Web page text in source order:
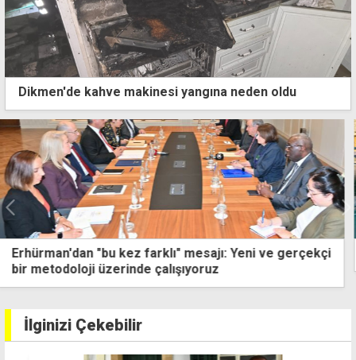
Dikmen'de kahve makinesi yangına neden oldu
Gönyeli-Alayköy'de çocuklara spor desteği sürüyor
İlginizi Çekebilir